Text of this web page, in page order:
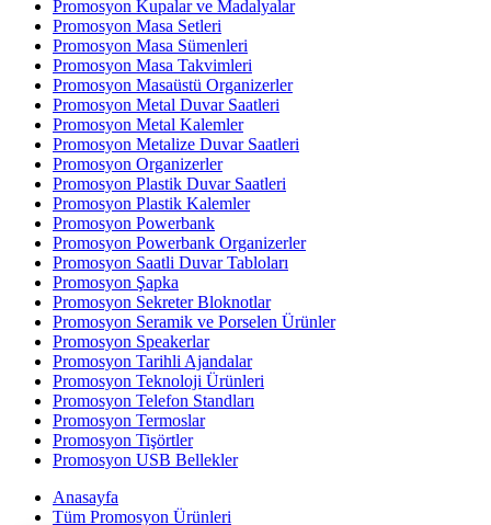
Promosyon Kupalar ve Madalyalar
Promosyon Masa Setleri
Promosyon Masa Sümenleri
Promosyon Masa Takvimleri
Promosyon Masaüstü Organizerler
Promosyon Metal Duvar Saatleri
Promosyon Metal Kalemler
Promosyon Metalize Duvar Saatleri
Promosyon Organizerler
Promosyon Plastik Duvar Saatleri
Promosyon Plastik Kalemler
Promosyon Powerbank
Promosyon Powerbank Organizerler
Promosyon Saatli Duvar Tabloları
Promosyon Şapka
Promosyon Sekreter Bloknotlar
Promosyon Seramik ve Porselen Ürünler
Promosyon Speakerlar
Promosyon Tarihli Ajandalar
Promosyon Teknoloji Ürünleri
Promosyon Telefon Standları
Promosyon Termoslar
Promosyon Tişörtler
Promosyon USB Bellekler
Anasayfa
Tüm Promosyon Ürünleri